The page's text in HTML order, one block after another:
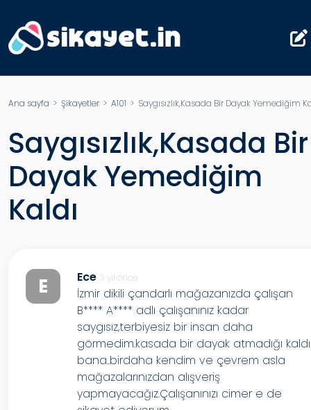
Ana sayfa > Şikayetler> A101 > Saygısızlık,Kasada Bir Dayak Yemediğim
Saygısızlık,Kasada Bir
Dayak Yemediğim
Kaldı
E Ece 3 yıl önce
İzmir dikili çandarlı mağazanızda çalışan
B**** A**** adlı çalışanınız kadar
saygısız,terbiyesiz bir insan daha
görmedim.kasada bir dayak atmadığı kaldı
bana..birdaha kendim ve çevrem asla
mağazalarınızdan alışveriş
yapmayacağız.Çalışanınızı cimer e de